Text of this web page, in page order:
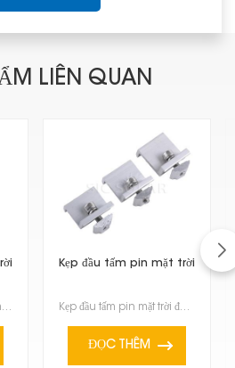
LIÊN QUAN
Kẹp đầu tấm pin mặt trời màng mỏng đang trở nên khá phổ biến vì chúng nhẹ, linh hoạt và hoạt động tố...
Kẹp đầu tấm pin mặt trời
Kẹp đầu tấm pin mặt trời được sử dụng để giữ chắc chắn và ổn định các tấm pin mặt trời ở cuối hàng h...
ĐỌC THÊM